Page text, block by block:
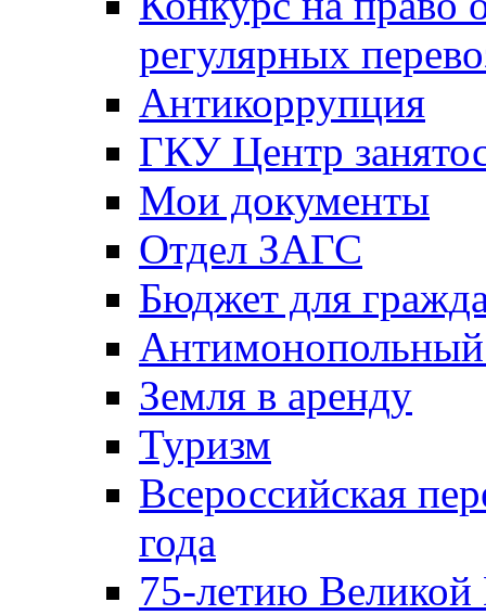
регулярных
Антикоррупция
ГКУ Центр
Мои документы
Отдел ЗАГС
Бюджет для
Антимонопольный
Земля в аренду
Туризм
Всероссийская
года
75-летию